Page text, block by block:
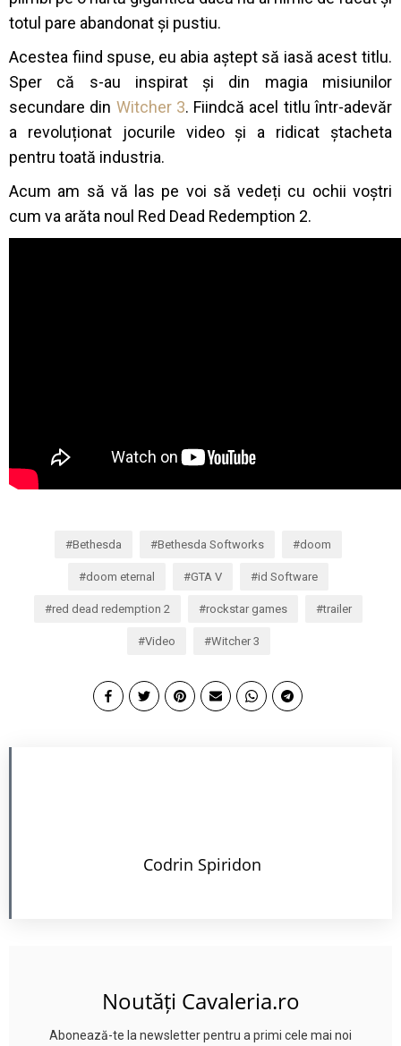
totul pare abandonat și pustiu.
Acestea fiind spuse, eu abia aștept să iasă acest titlu.
Sper că s-au inspirat și din magia misiunilor
secundare din Witcher 3. Fiindcă acel titlu într-adevăr
a revoluționat jocurile video și a ridicat ștacheta
pentru toată industria.
Acum am să vă las pe voi să vedeți cu ochii voștri
cum va arăta noul Red Dead Redemption 2.
Bethesda Bethesda Softworks doom
doom eternal GTA V id Software
red dead redemption 2 rockstar games trailer
Video Witcher 3
Codrin Spiridon
Noutăți Cavaleria.ro
Abonează-te la newsletter pentru a primi cele mai noi